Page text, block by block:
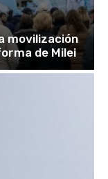
movilización
de Milei